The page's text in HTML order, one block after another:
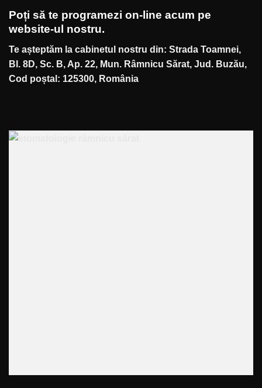
Poți să te programezi on-line acum pe
website-ul nostru.
Te așteptăm la cabinetul nostru din: Strada Toamnei,
Bl. 8D, Sc. B, Ap. 22, Mun. Râmnicu Sărat, Jud. Buzău,
Cod poștal: 125300, România